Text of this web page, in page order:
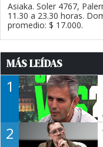
Asiaka. Soler 4767,
11.30 a 23.30 horas.
promedio: $ 17.000.
MÁS LEÍDAS
1
2